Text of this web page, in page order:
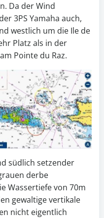
Da der Wind
3PS Yamaha auch,
westlich um die Ile de
Platz als in der
Pointe du Raz.
südlich setzender
derbe
Wassertiefe von 70m
gewaltige vertikale
nicht eigentlich